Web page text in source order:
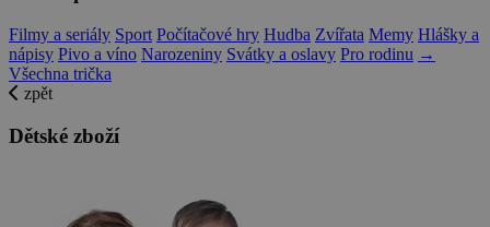
Filmy a seriály Sport Počítačové hry Hudba Zvířata Memy Hlášky a
nápisy Pivo a víno Narozeniny Svátky a oslavy Pro rodinu →
Všechna trička
zpět
Dětské zboží